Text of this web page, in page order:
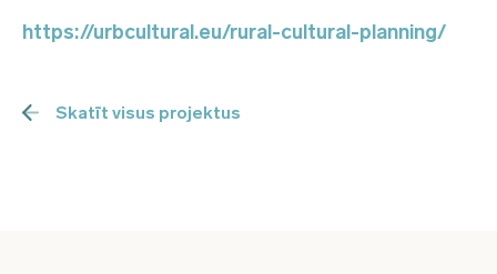
https://urbcultural.eu/rural-cultural-planning/
Skatīt visus projektus